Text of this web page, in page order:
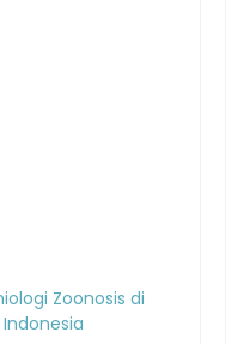
Zoonosis di
Indonesia